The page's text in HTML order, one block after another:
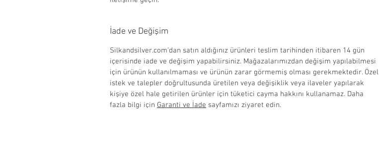
İade ve Değişim
Silkandsilver.com'dan satın aldığınız ürünleri teslim tarihinden itibaren 14 gün
içerisinde iade ve değişim yapabilirsiniz. Mağazalarımızdan değişim yapılabilmesi
için ürünün kullanılmaması ve ürünün zarar görmemiş olması gerekmektedir. Özel
istek ve talepler doğrultusunda üretilen veya değişiklik veya ilaveler yapılarak
kişiye özel hale getirilen ürünler için tüketici cayma hakkını kullanamaz. Daha
fazla bilgi için Garanti ve İade sayfamızı ziyaret edin.